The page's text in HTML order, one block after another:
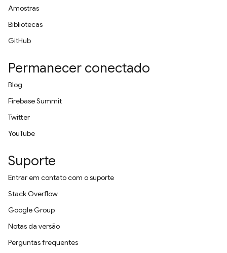
Amostras
Bibliotecas
GitHub
Permanecer conectado
Blog
Firebase Summit
Twitter
YouTube
Suporte
Entrar em contato com o suporte
Stack Overflow
Google Group
Notas da versão
Perguntas frequentes